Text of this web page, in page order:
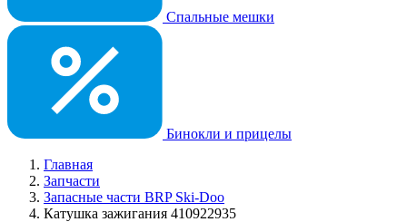
Спальные мешки
Бинокли и прицелы
Главная
Запчасти
Запасные части BRP Ski-Doo
Катушка зажигания 410922935